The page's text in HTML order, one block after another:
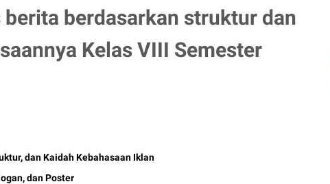
berita berdasarkan struktur dan
Kelas VIII Semester
dan Kaidah Kebahasaan Iklan
dan Poster